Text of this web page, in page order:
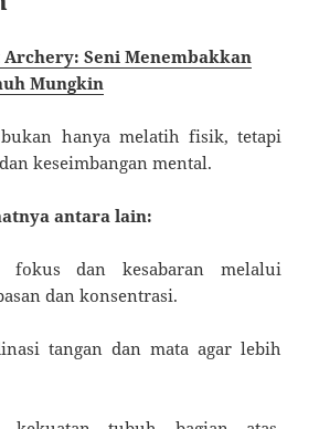
Archery: Seni Menembakkan
Mungkin
hanya melatih fisik, tetapi
keseimbangan mental.
antara lain:
fokus dan kesabaran melalui
dan konsentrasi.
tangan dan mata agar lebih